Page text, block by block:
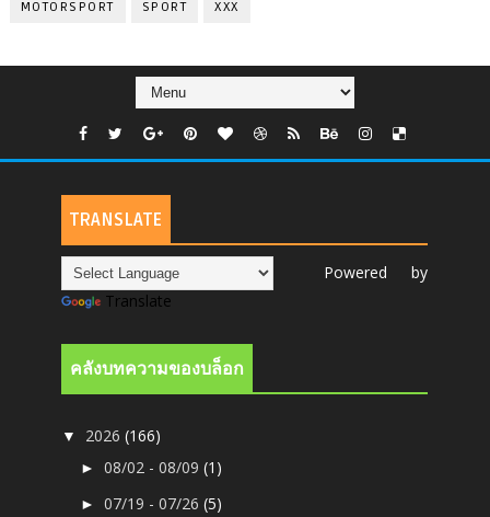
MOTORSPORT SPORT XXX
TRANSLATE
Powered by
Translate
คลังบทความของบล็อก
▼ 2026(166)
►08/02 - 08/09(1)
►07/19 - 07/26(5)